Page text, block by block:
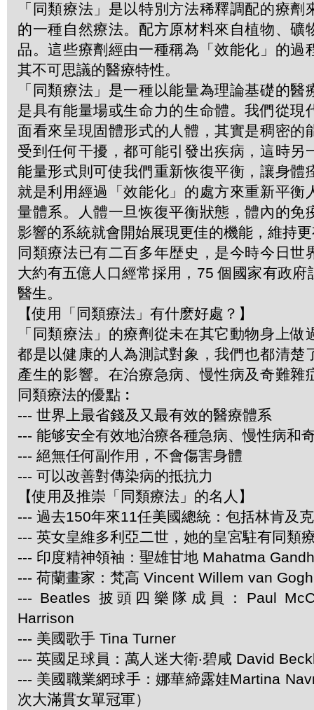
「同類療法」是以特別方法稀釋調配的療劑
的一種自然療法。配方原材料來自植物、礦
品。這些療劑經由一種稱為「效能化」的過
其不可思議的醫療特性。
「同類療法」是一種以能量為理論基礎的醫
是具有能量場或生命力的生命體。我們從現
面看來呈現固體形式的人體，其實是稠密的
受到任何干擾，都可能引發出疾病，這時另
能量形式則可使我們重新恢復平衡，讓身體
就是利用經過「效能化」的處方來重新平衡
量體系。人體一旦恢復平衡狀態，體內的免
影響的系統就會開始展現更佳的機能，維持
同類療法已有二百多年歴史，是今時今日世
大約有五億人口經常採用，75 個國家有政府
醫生。
【使用「同類療法」有什麽好處？】
「同類療法」的療劑從未在其它動物身上做
都是以健康的人為測試對象，我們也都清楚
產生的影響。在治療急病、慢性病及奇難雜
同類療法的優點︰
--- 世界上最省錢及又最有效的醫療體系
--- 能够安全有效地治療各種急病、慢性病和
--- 絕無任何副作用，不會傷害身體
--- 可以改善對傳染病的抵抗力
【使用及推崇「同類療法」的名人】
--- 過去150年來11任美國總統：包括林肯及
--- 英女皇維多利亞二世，她的皇宮駐有同類
--- 印度精神領袖：聖雄甘地 Mahatma
--- 荷蘭畫家：梵高 Vincent Willem van Gogh
--- Beatles 披頭四樂隊成員：Paul
Harrison
--- 美國歌手 Tina Turner
--- 英國足球員：萬人迷大衛‧碧咸 David
--- 美國職業網球手：娜華締露娃Martina
次大滿貫女單冠軍）